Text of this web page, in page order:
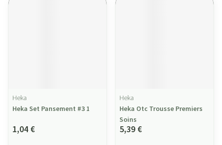
Heka
Heka Set Pansement #3 1
1,04 €
Heka
Heka Otc Trousse Premiers
Soins
5,39 €